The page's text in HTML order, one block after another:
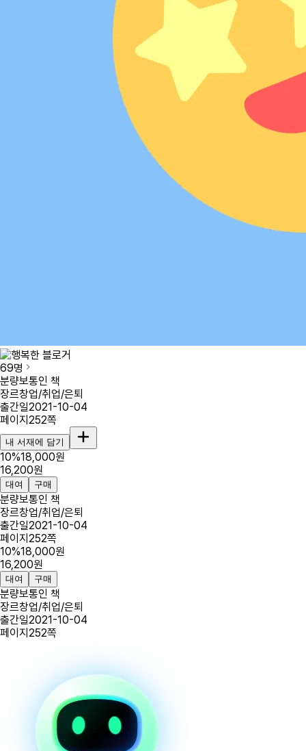
69명
분량보통인 책
장르창업/취업/은퇴
출간일2021-10-04
페이지 252쪽
내 서재에 담기
10%18,000원
16,200원
대여 구매
분량보통인 책
장르창업/취업/은퇴
출간일2021-10-04
페이지 252쪽
10%18,000원
16,200원
대여 구매
분량보통인 책
장르창업/취업/은퇴
출간일2021-10-04
페이지 252쪽